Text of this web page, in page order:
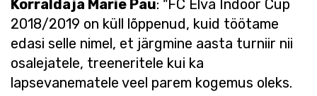
Korraldaja Marie Pau: "FC Elva Indoor Cup
2018/2019 on küll lõppenud, kuid töötame
edasi selle nimel, et järgmine aasta turniir nii
osalejatele, treeneritele kui ka
lapsevanematele veel parem kogemus oleks.